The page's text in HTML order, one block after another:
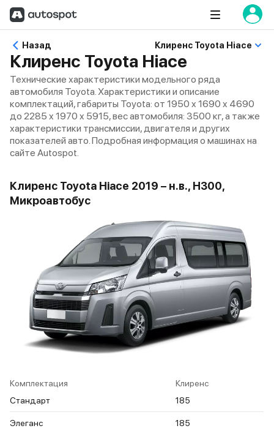
Назад Клиренс Toyota Hiace
Клиренс Toyota Hiace
Технические характеристики модельного ряда
автомобиля Toyota. Характеристики и описание
комплектаций, габариты Toyota: от 1950 x 1690 x 4690
до 2285 x 1970 x 5915, вес автомобиля: 3500 кг, а также
характеристики трансмиссии, двигателя и других
показателей авто. Подробная информация о машинах на
сайте Autospot.
Клиренс Toyota Hiace 2019 – н.в., H300,
Микроавтобус
Комплектация
Клиренс
Стандарт
185
Элеганс 185